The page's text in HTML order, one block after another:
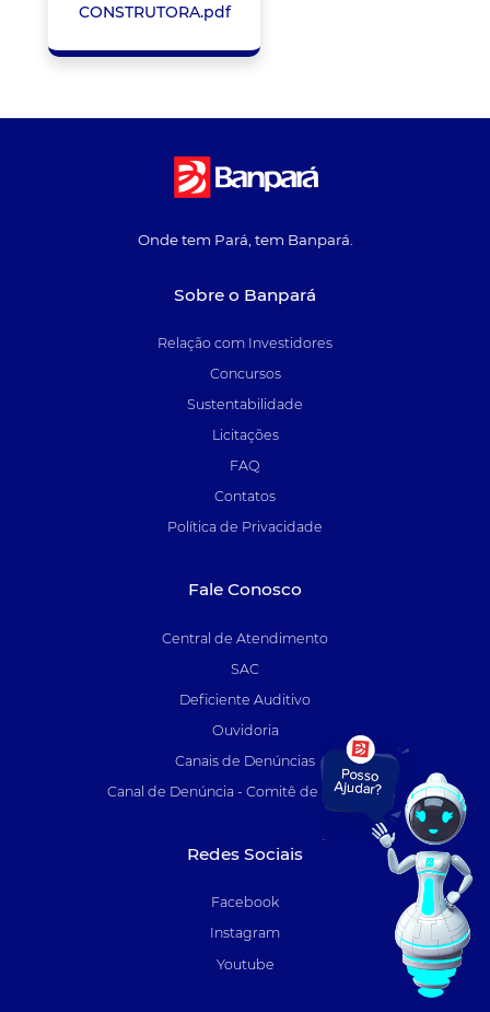
CONSTRUTORA.pdf
Onde tem Pará, tem Banpará.
Sobre o Banpará
Relação com Investidores
Concursos
Sustentabilidade
Licitações
FAQ
Contatos
Política de Privacidade
Fale Conosco
Central de Atendimento
SAC
Deficiente Auditivo
Ouvidoria
Canais de Denúncias
Canal de Denúncia - Comitê de Auditoria
Redes Sociais
Facebook
Instagram
Youtube